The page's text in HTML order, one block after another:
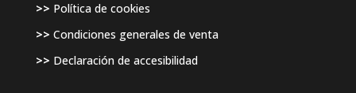
>> Política de cookies
>> Condiciones generales de venta
>> Declaración de accesibilidad